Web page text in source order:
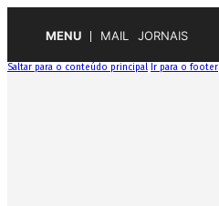
MENU MAIL JORNAIS
Saltar para o conteúdo principal Ir para o footer